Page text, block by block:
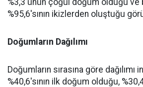
%3,3'ünün çoğul doğum olduğu ve
%95,6'sının ikizlerden oluştuğu
Doğumların Dağılımı
Doğumların sırasına göre dağılımı
%40,6'sının ilk doğum olduğu,